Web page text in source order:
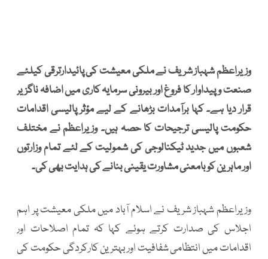
وزیراعظم شہباز شریف نے ملکی معیشت کی پائیدارترقی کیلئے
صنعت وپیداوار کا فروغ اور بیرونی سرمایہ کاری میں اضافہ ناگزیر
قرار دیا ہے۔ کہا برآمدات بڑھانے کے لیے مؤثر پالیسی اقدامات
حکومت پالیسی ترجیحات کا حصہ ہیں۔ وزیراعظم نے مختلف
شعبوں میں جدید ٹیکنالوجی کی شمولیت کے لئے تمام وزارتوں
اور ماہرین کو بامعنی مشاورت یقینی بنانے کی ہدایت بھی کی۔
وزیراعظم شہباز شریف نے اسلام آباد میں ملکی معیشت پر اہم
اجلاس کی صدارت کرتے ہوئے کہا کہ تمام اصلاحات اور
اقدامات میں انتظامی شفافیت اوربہترین کارکردگی حکومت کی